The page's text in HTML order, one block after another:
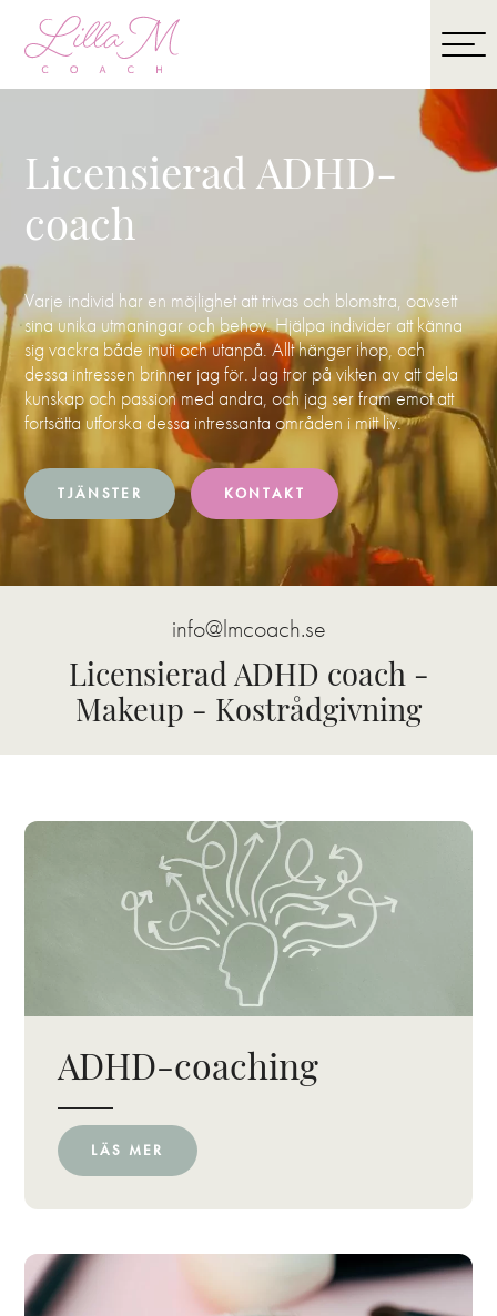
Licensierad ADHD-
coach
Varje individ har en möjlighet att trivas och blomstra, oavsett
sina unika utmaningar och behov. Hjälpa individer att känna
sig vackra både inuti och utanpå. Allt hänger ihop, och
dessa intressen brinner jag för. Jag tror på vikten av att dela
kunskap och passion med andra, och jag ser fram emot att
fortsätta utforska dessa intressanta områden i mitt liv.
TJÄNSTER KONTAKT
info@lmcoach.se
Licensierad ADHD coach -
Makeup - Kostrådgivning
ADHD-coaching
LÄS MER